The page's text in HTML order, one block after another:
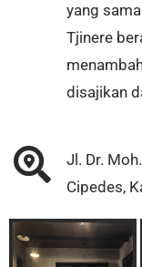
yang
Tjinere
disajikan
Jl. Dr.
Cipedes,